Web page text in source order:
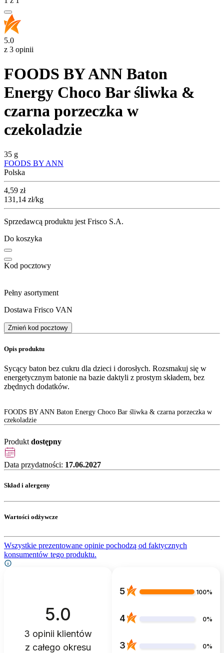
5.0
z 3 opinii
FOODS BY ANN Baton
Energy Choco Bar śliwka &
czarna porzeczka w
czekoladzie
35 g
FOODS BY ANN
Polska
Cena
4,59 zł
131,14 zł/kg
Sprzedawcą produktu jest Frisco S.A.
Do koszyka
Kod pocztowy
Pełny asortyment
Dostawa Frisco VAN
Zmień kod pocztowy
Opis produktu
Sycący baton bez cukru dla dzieci i dorosłych. Rozsmakuj się w
energetycznym batonie na bazie daktyli z prostym składem, bez
zbędnych dodatków.
FOODS BY ANN Baton Energy Choco Bar śliwka & czarna porzeczka w
czekoladzie
Produkt dostępny
Data przydatności: 17.06.2027
Skład i alergeny
Wartości odżywcze
Wszystkie prezentowane opinie pochodzą od faktycznych
konsumentów tego produktu.
5.0
3 opinii klientów
z całego okresu
5 100%
4 0%
3 0%